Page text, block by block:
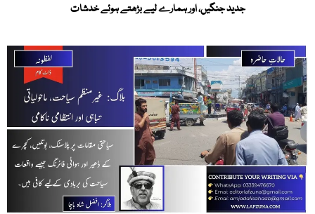
جدید جنگیں، اور ہمارے لیے بڑھتے ہوئے خدشات